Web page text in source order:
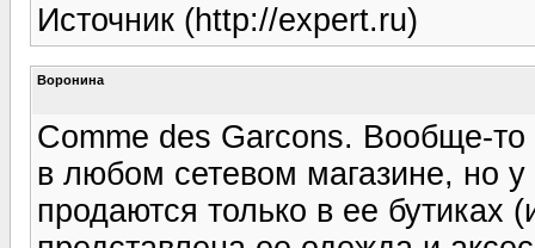
Источник (http://expert.ru)
Воронина
Comme des Garcons. Вообще-
в любом сетевом магазине, но
продаются только в ее бутиках